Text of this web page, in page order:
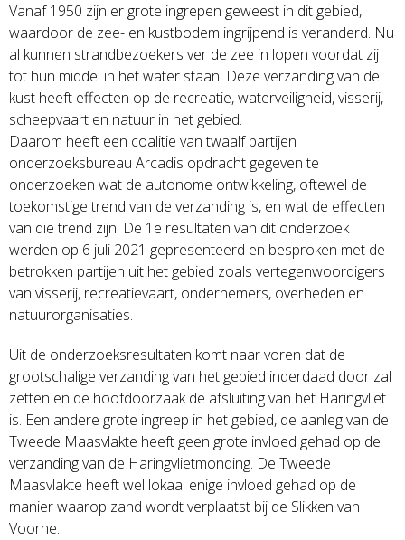
Vanaf 1950 zijn er grote ingrepen geweest in dit gebied,
waardoor de zee- en kustbodem ingrijpend is veranderd. Nu
al kunnen strandbezoekers ver de zee in lopen voordat zij
tot hun middel in het water staan. Deze verzanding van de
kust heeft effecten op de recreatie, waterveiligheid, visserij,
scheepvaart en natuur in het gebied.
Daarom heeft een coalitie van twaalf partijen
onderzoeksbureau Arcadis opdracht gegeven te
onderzoeken wat de autonome ontwikkeling, oftewel de
toekomstige trend van de verzanding is, en wat de effecten
van die trend zijn. De 1e resultaten van dit onderzoek
werden op 6 juli 2021 gepresenteerd en besproken met de
betrokken partijen uit het gebied zoals vertegenwoordigers
van visserij, recreatievaart, ondernemers, overheden en
natuurorganisaties.
Uit de onderzoeksresultaten komt naar voren dat de
grootschalige verzanding van het gebied inderdaad door zal
zetten en de hoofdoorzaak de afsluiting van het Haringvliet
is. Een andere grote ingreep in het gebied, de aanleg van de
Tweede Maasvlakte heeft geen grote invloed gehad op de
verzanding van de Haringvlietmonding. De Tweede
Maasvlakte heeft wel lokaal enige invloed gehad op de
manier waarop zand wordt verplaatst bij de Slikken van
Voorne.